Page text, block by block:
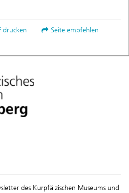
drucken Seite empfehlen
des Kurpfälzischen Museums und